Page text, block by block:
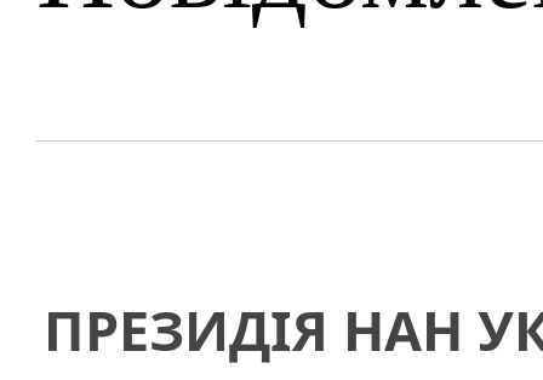
ПРЕЗИДІЯ НАН